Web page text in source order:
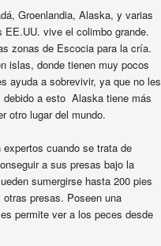
Groenlandia, Alaska, y varias
EE.UU. vive el colimbo grande.
zonas de Escocia para la cría.
islas, donde tienen muy pocos
ayuda a sobrevivir, ya que no les
debido a esto Alaska tiene más
otro lugar del mundo.
expertos cuando se trata de
a sus presas bajo la
sumergirse hasta 200 pies
presas. Poseen una
permite ver a los peces desde